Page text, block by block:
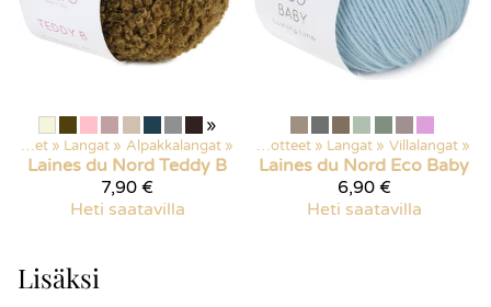
»
Kaikki tuotteet ‪» Langat ‪» Alpakkalangat ‪»
Laines du Nord Teddy B
7,90 €
Heti saatavilla
Kaikki tuotteet ‪» Langat ‪» Villalangat ‪»
Laines du Nord Eco Baby
6,90 €
Heti saatavilla
Lisäksi